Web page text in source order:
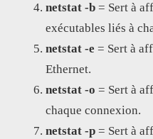
netstat -b = Sert à
exécutables liés à
netstat -e = Sert à
Ethernet.
netstat -o = Sert à
chaque connexion.
netstat -p = Sert à